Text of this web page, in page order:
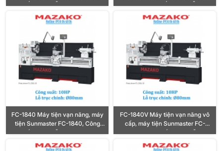
suất 10HP, Lỗ trục Ø80mm
1660V, Công suất 10HP, Lỗ trục
Ø80mm
FC-1840 Máy tiện vạn năng, máy
tiện Sunmaster FC-1840, Công
suất 10HP, Lỗ trục Ø80mm
FC-1840V Máy tiện vạn năng vô
cấp, máy tiện Sunmaster FC-
1840V, Công suất 10HP, Lỗ trục
Ø80mm